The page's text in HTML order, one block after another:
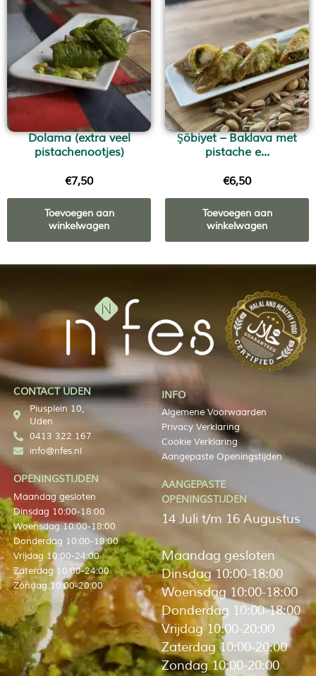
Dolama (extra veel
pistachenootjes)
€7,50
Toevoegen aan
winkelwagen
Şöbiyet – Baklava met
pistache e...
€6,50
Toevoegen aan
winkelwagen
CONTACT UDEN
Piusplein 10,
Uden
0413 322 167
info@nfes.nl
OPENINGSTIJDEN
Maandag gesloten
Dinsdag 10:00-18:00
Woensdag 10:00-18:00
Donderdag 10:00-18:00
Vrijdag 10:00-24:00
Zaterdag 10:00-24:00
Zondag 10:00-20:00
INFO
Algemene Voorwaarden
Privacy Verklaring
Cookie Verklaring
Aangepaste Openingstijden
AANGEPASTE
OPENINGSTIJDEN
14 Juli t/m 16 Augustus
Maandag gesloten
Dinsdag 10:00-18:00
Woensdag 10:00-18:00
Donderdag 10:00-18:00
Vrijdag 10:00-20:00
Zaterdag 10:00-20:00
Zondag 10:00-20:00